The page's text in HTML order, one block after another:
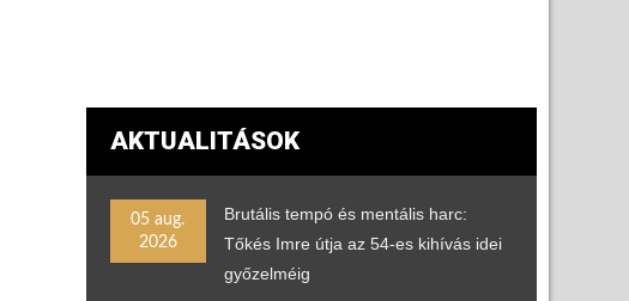
AKTUALITÁSOK
05 aug.
2026
Brutális tempó és mentális harc:
Tőkés Imre útja az 54-es kihívás idei
győzelméig